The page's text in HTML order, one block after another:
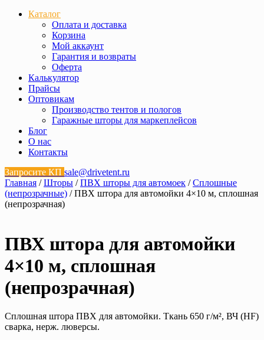
Каталог
Оплата и доставка
Корзина
Мой аккаунт
Гарантия и возвраты
Оферта
Калькулятор
Прайсы
Оптовикам
Производство тентов и пологов
Гаражные шторы для маркеплейсов
Блог
О нас
Контакты
Запросите КП sale@drivetent.ru
Главная /Шторы /ПВХ шторы для автомоек /Сплошные
(непрозрачные) / ПВХ штора для автомойки 4×10 м, сплошная
(непрозрачная)
ПВХ штора для автомойки
4×10 м, сплошная
(непрозрачная)
Сплошная штора ПВХ для автомойки. Ткань 650 г/м², ВЧ (HF)
сварка, нерж. люверсы.